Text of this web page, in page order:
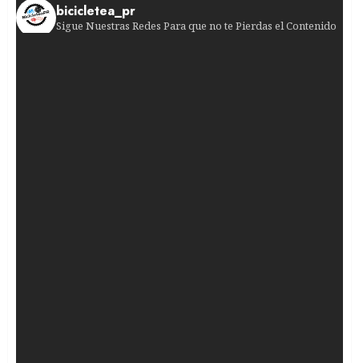
bicicletea_pr
Sigue Nuestras Redes Para que no te Pierdas el Contenido